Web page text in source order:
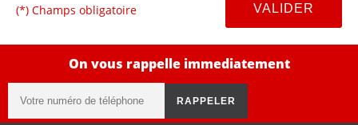
(*) Champs obligatoire
On vous rappelle immediatement